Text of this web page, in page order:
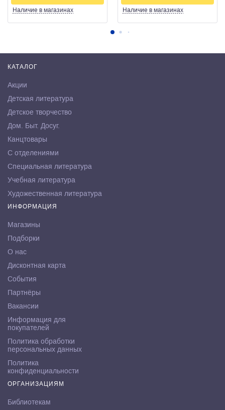
Наличие в магазинах Наличие в магазинах
КАТАЛОГ
Акции
Детская литература
Детское творчество
Дом. Быт. Досуг.
Канцтовары
С отделениями
Специальная литература
Учебная литература
Художественная литература
ИНФОРМАЦИЯ
Магазины
Подборки
О нас
Дисконтная карта
События
Партнёры
Вакансии
Информация для
покупателей
Политика обработки
персональных данных
Политика
конфиденциальности
ОРГАНИЗАЦИЯМ
Библиотекам